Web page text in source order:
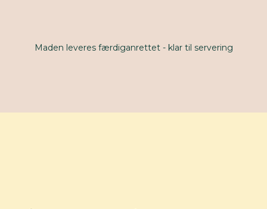
Maden leveres færdiganrettet - klar til servering